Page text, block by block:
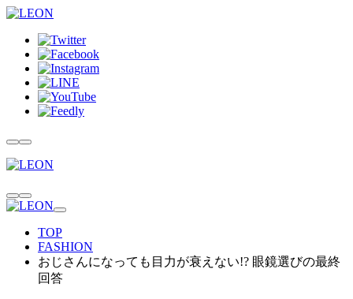
TOP
FASHION
おじさんになっても目力が衰えない!? 眼鏡選びの最終
回答